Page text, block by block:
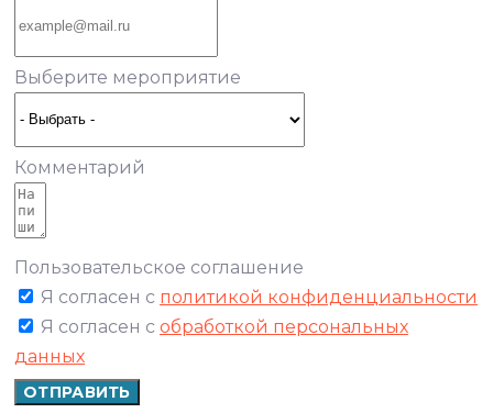
Выберите мероприятие
Комментарий
Пользовательское соглашение
Я согласен с политикой конфиденциальности
Я согласен с обработкой персональных
данных
ОТПРАВИТЬ